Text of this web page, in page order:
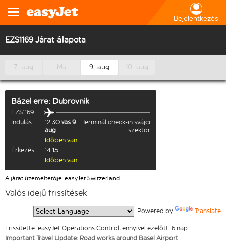
Bejelentkezés
EZS1169 Járat állapota
7. aug Ma 9. aug 10. aug
Bázel erre: Dubrovnik
EZS1169
Indulás
12:30 vas 9
aug
Terminál check-in svájci
szektor
Időben van
Érkezés
14:15
Időben van
A járat üzemeltetője: easyJet Switzerland
Valós idejű frissítések
Powered by Translate
Frissítette: easyJet Operations Control, ennyivel ezelőtt: 6 nap.
Important Travel Update: Road works around Basel Airport